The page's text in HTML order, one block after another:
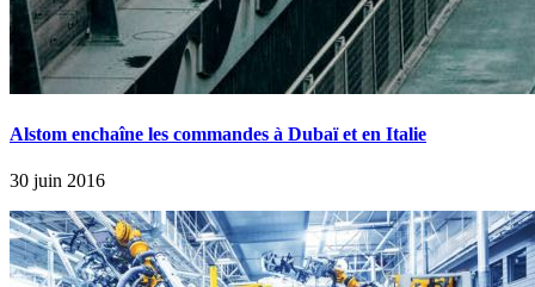
Alstom enchaîne les commandes à Dubaï et en Italie
30 juin 2016